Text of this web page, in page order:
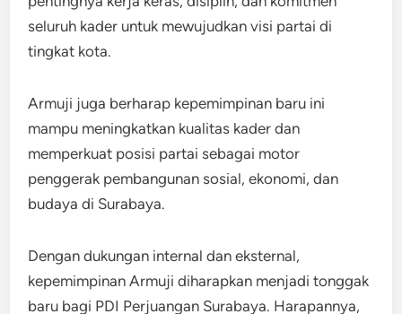
seluruh kader untuk mewujudkan visi partai di
tingkat kota.
Armuji juga berharap kepemimpinan baru ini
mampu meningkatkan kualitas kader dan
memperkuat posisi partai sebagai motor
penggerak pembangunan sosial, ekonomi, dan
budaya di Surabaya.
Dengan dukungan internal dan eksternal,
kepemimpinan Armuji diharapkan menjadi tonggak
baru bagi PDI Perjuangan Surabaya. Harapannya,